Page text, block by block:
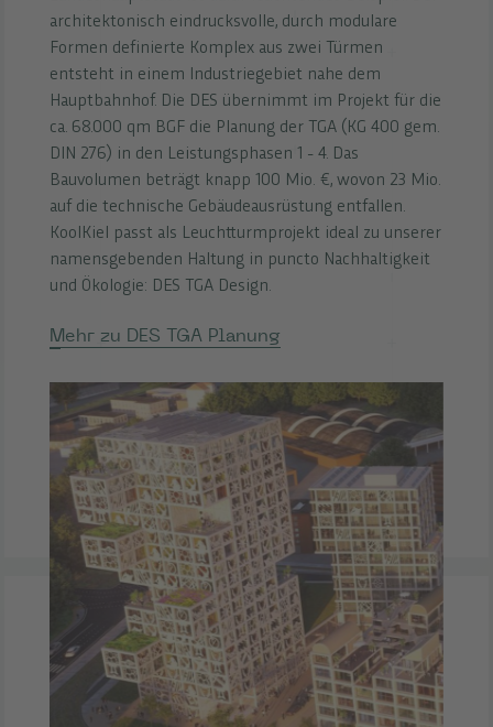
architektonisch eindrucksvolle, durch modulare
Formen definierte Komplex aus zwei Türmen
entsteht in einem Industriegebiet nahe dem
Hauptbahnhof. Die DES übernimmt im Projekt für die
ca. 68.000 qm BGF die Planung der TGA (KG 400 gem.
DIN 276) in den Leistungsphasen 1 - 4. Das
Bauvolumen beträgt knapp 100 Mio. €, wovon 23 Mio.
auf die technische Gebäudeausrüstung entfallen.
KoolKiel passt als Leuchtturmprojekt ideal zu unserer
namensgebenden Haltung in puncto Nachhaltigkeit
und Ökologie: DES TGA Design.
Mehr zu DES TGA Planung